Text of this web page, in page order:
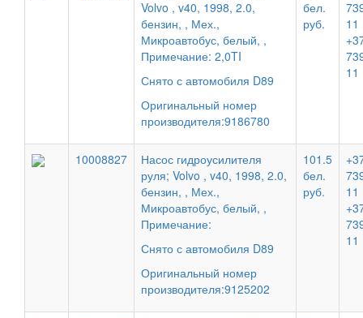
Volvo , v40, 1998, 2.0,
бензин, , Мех.,
Микроавтобус, белый, ,
Примечание: 2,0TI
Снято с автомобиля D89
Оригинальный номер
производителя:9186780
бел.
руб.
11
11
10008827
Насос гидроусилителя
руля; Volvo , v40, 1998, 2.0,
бензин, , Мех.,
Микроавтобус, белый, ,
Примечание:
Снято с автомобиля D89
Оригинальный номер
производителя:9125202
101.5
бел.
руб.
11
11